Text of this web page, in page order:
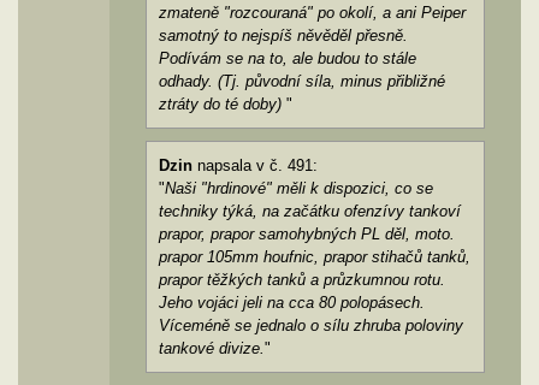
zmateně "rozcouraná" po okolí, a ani Peiper
samotný to nejspíš něvěděl přesně.
Podívám se na to, ale budou to stále
odhady. (Tj. původní síla, minus přibližné
ztráty do té doby) "
Dzin napsala v č. 491:
"Naši "hrdinové" měli k dispozici, co se
techniky týká, na začátku ofenzívy tankoví
prapor, prapor samohybných PL děl, moto.
prapor 105mm houfnic, prapor stihačů tanků,
prapor těžkých tanků a průzkumnou rotu.
Jeho vojáci jeli na cca 80 polopásech.
Víceméně se jednalo o sílu zhruba poloviny
tankové divize."